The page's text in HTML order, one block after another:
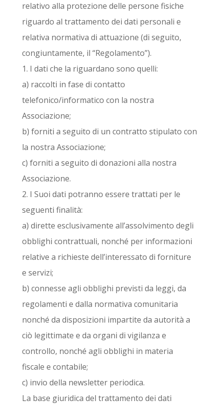
relativo alla protezione delle persone fisiche
riguardo al trattamento dei dati personali e
relativa normativa di attuazione (di seguito,
congiuntamente, il “Regolamento”).
1. I dati che la riguardano sono quelli:
a) raccolti in fase di contatto
telefonico/informatico con la nostra
Associazione;
b) forniti a seguito di un contratto stipulato con
la nostra Associazione;
c) forniti a seguito di donazioni alla nostra
Associazione.
2. I Suoi dati potranno essere trattati per le
seguenti finalità:
a) dirette esclusivamente all’assolvimento degli
obblighi contrattuali, nonché per informazioni
relative a richieste dell’interessato di forniture
e servizi;
b) connesse agli obblighi previsti da leggi, da
regolamenti e dalla normativa comunitaria
nonché da disposizioni impartite da autorità a
ciò legittimate e da organi di vigilanza e
controllo, nonché agli obblighi in materia
fiscale e contabile;
c) invio della newsletter periodica.
La base giuridica del trattamento dei dati